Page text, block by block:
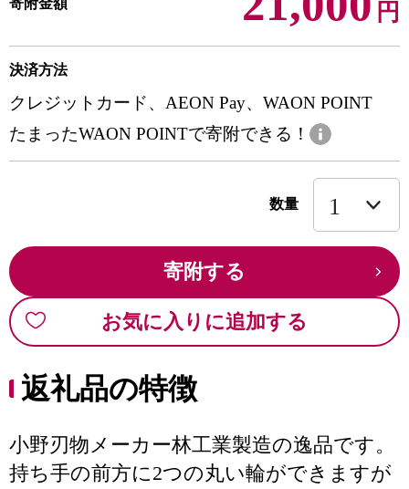
寄附金額 円
決済方法
クレジットカード、AEON Pay、WAON POINT
たまったWAON POINTで寄附できる！
数量
寄附する
お気に入りに追加する
返礼品の特徴
小野刃物メーカー林工業製造の逸品です。
持ち手の前方に2つの丸い輪ができますが